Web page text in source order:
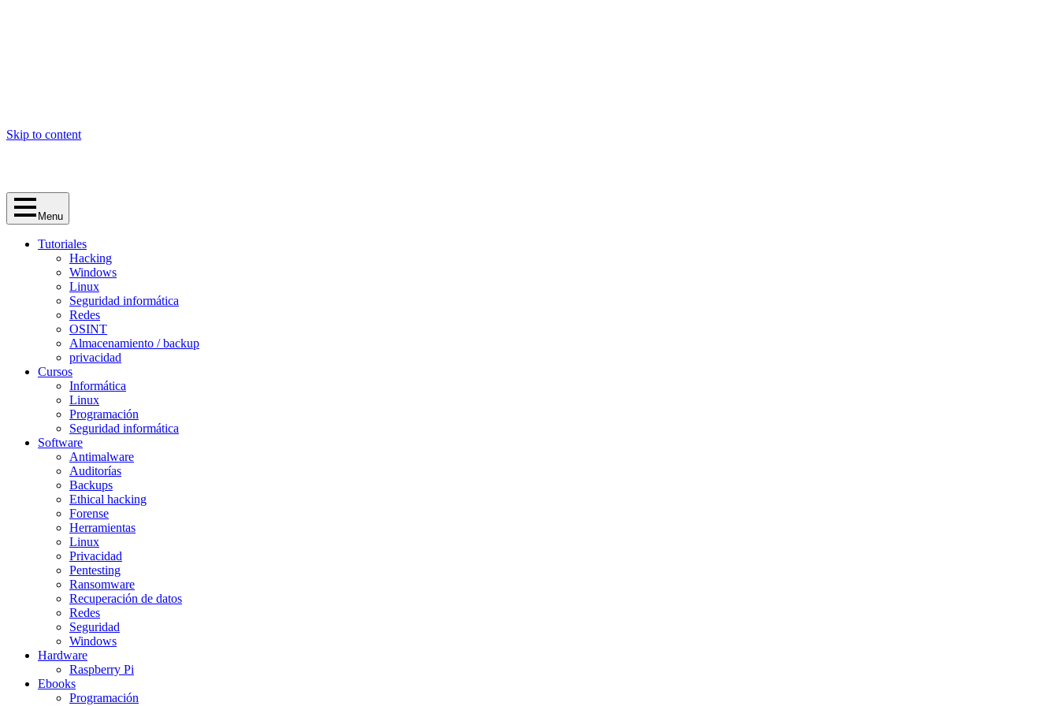
Skip to content
Menu
Tutoriales
Hacking
Windows
Linux
Seguridad informática
Redes
OSINT
Almacenamiento / backup
privacidad
Cursos
Informática
Linux
Programación
Seguridad informática
Software
Antimalware
Auditorías
Backups
Ethical hacking
Forense
Herramientas
Linux
Privacidad
Pentesting
Ransomware
Recuperación de datos
Redes
Seguridad
Windows
Hardware
Raspberry Pi
Ebooks
Programación